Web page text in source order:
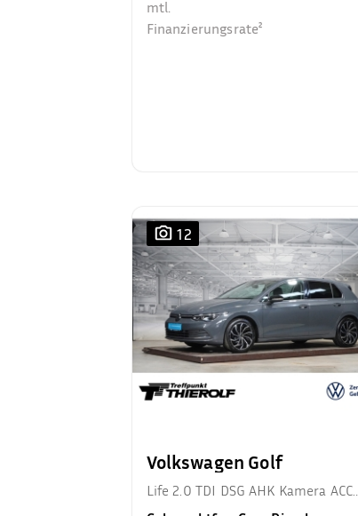
mtl.
Finanzierungsrate²
12
Volkswagen Golf
Life 2.0 TDI DSG AHK Kamera ACC
AppleCarplay